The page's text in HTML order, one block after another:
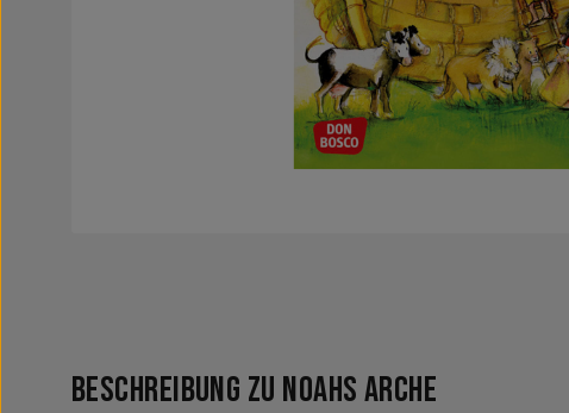
Beschreibung zu Noahs Arche